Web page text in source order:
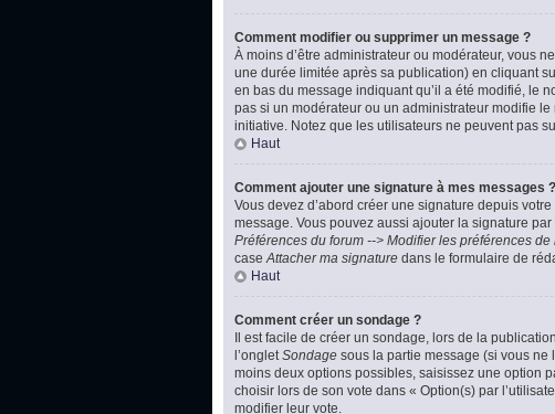
Comment modifier ou supprimer un message ?
À moins d’être administrateur ou modérateur, vous
une durée limitée après sa publication) en cliquant
en bas du message indiquant qu’il a été modifié, le
pas si un modérateur ou un administrateur modifie
initiative. Notez que les utilisateurs ne peuvent pas
Haut
Comment ajouter une signature à mes messages ?
Vous devez d’abord créer une signature depuis
message. Vous pouvez aussi ajouter la signature
Préférences du forum --> Modifier les préférences de
caseAttacher ma signature dans le formulaire de
Haut
Comment créer un sondage ?
Il est facile de créer un sondage, lors de la
l’ongletSondage sous la partie message (si vous ne
moins deux options possibles, saisissez une option
choisir lors de son vote dans « Option(s) par
modifier leur vote.